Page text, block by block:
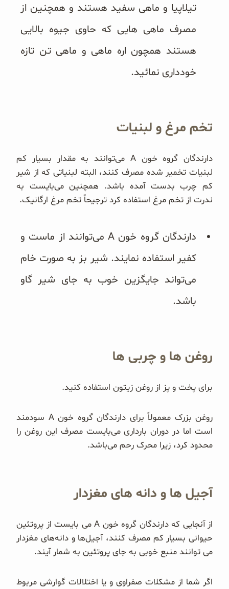
تیلاپیا و ماهی سفید هستند و همچنین از
مصرف ماهی هایی که حاوی جیوه بالایی
هستند همچون اره ماهی و ماهی تن تازه
خودداری نمائید.
تخم مرغ و لبنیات
دارندگان گروه خون A می‌توانند به مقدار بسیار کم
لبنیات تخمیر شده مصرف کنند، ا‌لبته لبنیاتی که از شیر
کم چرب بدست آمده باشد. همچنین می‌بایست به
ندرت از تخم مرغ استفاده کرد ترجیحاً تخم مرغ ارگانیک.
دارندگان گروه خون A می‌توانند از ماست و
کفیر استفاده نمایند. شیر بز به صورت خام
می‌تواند جایگزین خوب به جای شیر گاو
باشد.
روغن ها و چربی ها
برای پخت و پز از روغن زیتون استفاده کنید.
روغن بزرک معمولاً برای دارندگان گروه خون A سودمند
است اما در دوران بارداری می‌بایست مصرف این روغن را
محدود کرد، زیرا محرک رحم می‌باشد.
آجیل ها و دانه های مغزدار
از آنجایی که دارندگان گروه خون A می بایست از پروتئین
حیوانی بسیار کم مصرف کنند، آجیل‌ها و دانه‌های مغزدار
می توانند منبع خوبی به جای پروتئین به شمار آیند.
اگر شما از مشکلات صفراوی و یا اختلالات گوارشی مربوط